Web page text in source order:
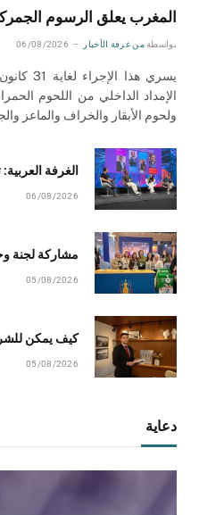
المغرب يعلق الرسوم
بواسطة من غرفة الأخبار 06/08/2026
يسري
الإمداد الداخلي من اللحوم
ولحوم الأبقار والخراف والماعز
الغرفة
06/08/2026
مشاركة لجنة
05/08/2026
كيف يمكن
05/08/2026
دعاية